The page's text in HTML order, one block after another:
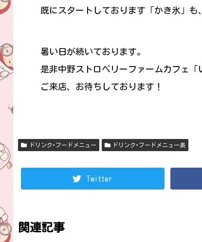
既にスタートしております「かき氷」も
暑い日が続いております。
是非中野ストロベリーファームカフェ「
ご来店、お待ちしております！
ドリンク･フードメニュー ドリンク･フードメニュー表
Twitter
関連記事